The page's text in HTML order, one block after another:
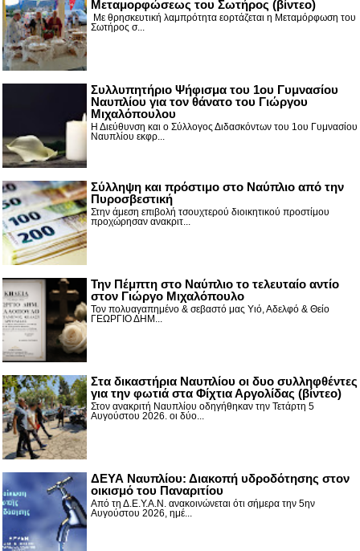
Μεταμορφώσεως του Σωτήρος (βίντεο)
Με θρησκευτική λαμπρότητα εορτάζεται η Μεταμόρφωση του
Σωτήρος σ...
Συλλυπητήριο Ψήφισμα του 1ου Γυμνασίου
Ναυπλίου για τον θάνατο του Γιώργου
Μιχαλόπουλου
Η Διεύθυνση και ο Σύλλογος Διδασκόντων του 1ου Γυμνασίου
Ναυπλίου εκφρ...
Σύλληψη και πρόστιμο στο Ναύπλιο από την
Πυροσβεστική
Στην άμεση επιβολή τσουχτερού διοικητικού προστίμου
προχώρησαν ανακριτ...
Την Πέμπτη στο Ναύπλιο το τελευταίο αντίο
στον Γιώργο Μιχαλόπουλο
Τον πολυαγαπημένο & σεβαστό μας Υιό, Αδελφό & Θείο
ΓΕΩΡΓΙΟ ΔΗΜ...
Στα δικαστήρια Ναυπλίου οι δυο συλληφθέντες
για την φωτιά στα Φίχτια Αργολίδας (βίντεο)
Στον ανακριτή Ναυπλίου οδηγήθηκαν την Τετάρτη 5
Αυγούστου 2026. οι δύο...
ΔΕΥΑ Ναυπλίου: Διακοπή υδροδότησης στον
οικισμό του Παναριτίου
Από τη Δ.Ε.Υ.Α.Ν. ανακοινώνεται ότι σήμερα την 5ην
Αυγούστου 2026, ημέ...